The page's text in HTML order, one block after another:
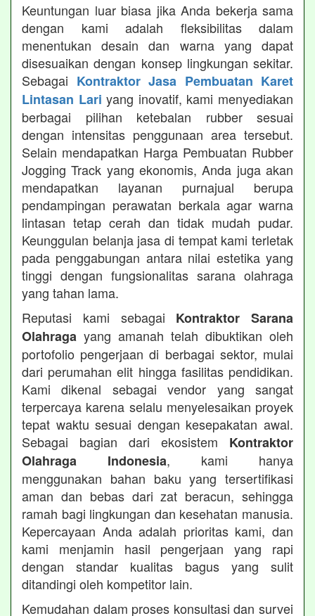
Keuntungan luar biasa jika Anda bekerja sama
dengan kami adalah fleksibilitas dalam
menentukan desain dan warna yang dapat
disesuaikan dengan konsep lingkungan sekitar.
Sebagai Kontraktor Jasa Pembuatan Karet
Lintasan Lari yang inovatif, kami menyediakan
berbagai pilihan ketebalan rubber sesuai
dengan intensitas penggunaan area tersebut.
Selain mendapatkan Harga Pembuatan Rubber
Jogging Track yang ekonomis, Anda juga akan
mendapatkan layanan purnajual berupa
pendampingan perawatan berkala agar warna
lintasan tetap cerah dan tidak mudah pudar.
Keunggulan belanja jasa di tempat kami terletak
pada penggabungan antara nilai estetika yang
tinggi dengan fungsionalitas sarana olahraga
yang tahan lama.
Reputasi kami sebagai Kontraktor Sarana
Olahraga yang amanah telah dibuktikan oleh
portofolio pengerjaan di berbagai sektor, mulai
dari perumahan elit hingga fasilitas pendidikan.
Kami dikenal sebagai vendor yang sangat
terpercaya karena selalu menyelesaikan proyek
tepat waktu sesuai dengan kesepakatan awal.
Sebagai bagian dari ekosistem Kontraktor
Olahraga Indonesia, kami hanya
menggunakan bahan baku yang tersertifikasi
aman dan bebas dari zat beracun, sehingga
ramah bagi lingkungan dan kesehatan manusia.
Kepercayaan Anda adalah prioritas kami, dan
kami menjamin hasil pengerjaan yang rapi
dengan standar kualitas bagus yang sulit
ditandingi oleh kompetitor lain.
Kemudahan dalam proses konsultasi dan survei